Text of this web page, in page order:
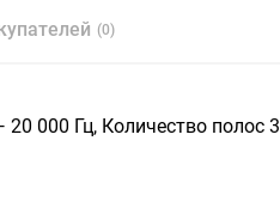
(0)
000 Гц, Количество полос 3